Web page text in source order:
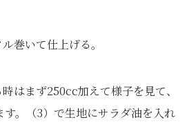
巻いて仕上げる。
はまず250cc加えて様子を見て、
。（3）で生地にサラダ油を入れ